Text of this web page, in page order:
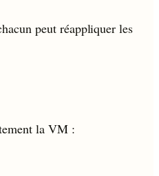
peut réappliquer les
la VM :